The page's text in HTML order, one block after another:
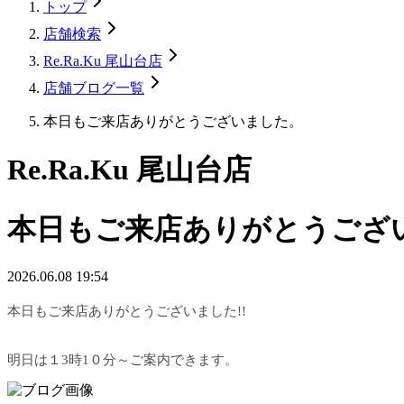
トップ
店舗検索
Re.Ra.Ku 尾山台店
店舗ブログ一覧
本日もご来店ありがとうございました。
Re.Ra.Ku 尾山台店
本日もご来店ありがとうござ
2026.06.08 19:54
本日もご来店ありがとうございました!!
明日は１3時1０分～ご案内できます。